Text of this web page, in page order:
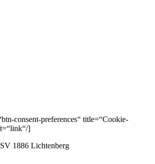
consent-preferences“ title=“Cookie-
]
1886 Lichtenberg